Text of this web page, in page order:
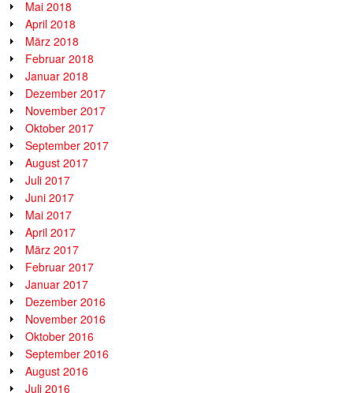
Mai 2018
April 2018
März 2018
Februar 2018
Januar 2018
Dezember 2017
November 2017
Oktober 2017
September 2017
August 2017
Juli 2017
Juni 2017
Mai 2017
April 2017
März 2017
Februar 2017
Januar 2017
Dezember 2016
November 2016
Oktober 2016
September 2016
August 2016
Juli 2016